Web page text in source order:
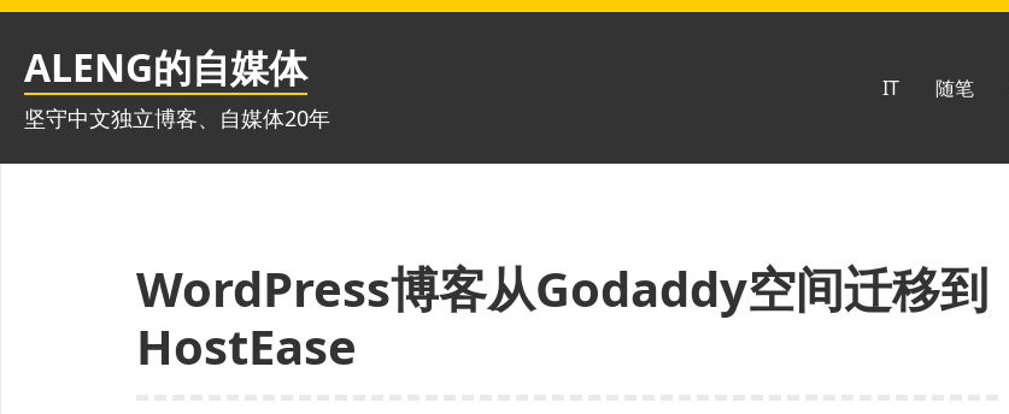
跳
ALENG的自媒体
坚守中文独立博客、自媒体20年
IT 随笔
WordPress博客从Godaddy空间迁移到
HostEase